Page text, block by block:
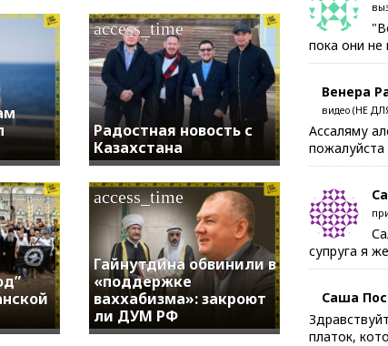
Радостная новость с
Казахстана
access_time
Гайнутдина обвинили в
«поддержке
ваххабизма»: закроют
ли ДУМ РФ
access_time
пока они не
Венера
видео (НЕ
Ассаляму
пожалуйста
супруга я
Саша
платок,